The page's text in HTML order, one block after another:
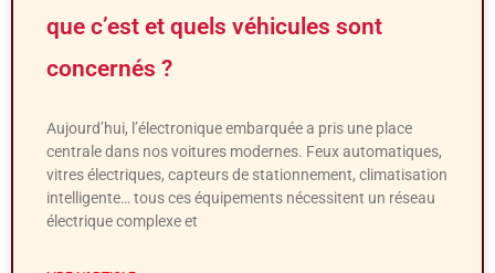
que c’est et quels véhicules sont
concernés ?
Aujourd’hui, l’électronique embarquée a pris une place
centrale dans nos voitures modernes. Feux automatiques,
vitres électriques, capteurs de stationnement, climatisation
intelligente… tous ces équipements nécessitent un réseau
électrique complexe et